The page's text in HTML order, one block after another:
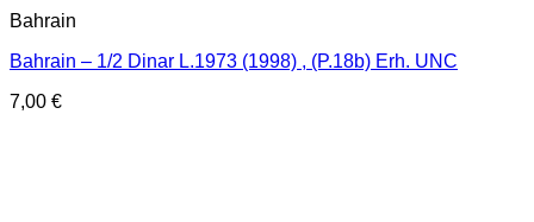
Bahrain
Bahrain – 1/2 Dinar L.1973 (1998) , (P.18b) Erh. UNC
7,00 €